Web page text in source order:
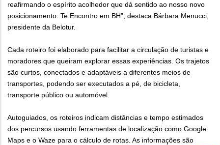
reafirmando o espírito acolhedor que dá sentido ao nosso novo
posicionamento: Te Encontro em BH”, destaca Bárbara Menucci,
presidente da Belotur.
Cada roteiro foi elaborado para facilitar a circulação de turistas e
moradores que queiram explorar essas experiências. Os trajetos
são curtos, conectados e adaptáveis a diferentes meios de
transportes, podendo ser executados a pé, de bicicleta,
transporte público ou automóvel.
Autoguiados, os roteiros indicam distâncias e tempo estimados
dos percursos usando ferramentas de localização como Google
Maps e o Waze para o cálculo de rotas. As informações são